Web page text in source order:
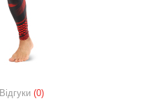
Відгуки (0)